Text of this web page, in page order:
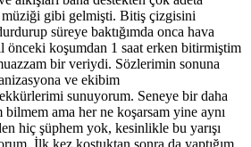
gibi gelmişti. Bitiş çizgisini
süreye baktığımda onca hava
önceki koşumdan 1 saat erken bitirmiştim
bir veriydi. Sözlerimin sonuna
ve ekibim
sunuyorum. Seneye bir daha
bilmem ama her ne koşarsam yine aynı
hiç şüphem yok, kesinlikle bu yarışı
İlk kez koştuktan sonra da yaptığım